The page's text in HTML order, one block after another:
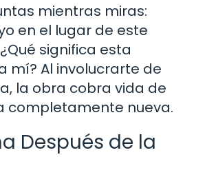
mientras miras:
en el lugar de este
significa esta
mí? Al involucrarte de
la obra cobra vida de
completamente nueva.
Después de la